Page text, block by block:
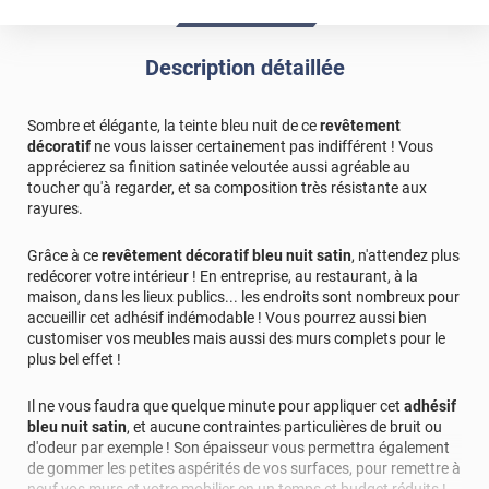
Description détaillée
Sombre et élégante, la teinte bleu nuit de cerevêtement
décoratif ne vous laisser certainement pas indifférent ! Vous
apprécierez sa finition satinée veloutée aussi agréable au
toucher qu'à regarder, et sa composition très résistante aux
rayures.
Grâce à cerevêtement décoratif bleu nuit satin, n'attendez plus
redécorer votre intérieur ! En entreprise, au restaurant, à la
maison, dans les lieux publics... les endroits sont nombreux pour
accueillir cet adhésif indémodable ! Vous pourrez aussi bien
customiser vos meubles mais aussi des murs complets pour le
plus bel effet !
Il ne vous faudra que quelque minute pour appliquer cet adhésif
bleu nuit satin, et aucune contraintes particulières de bruit ou
d'odeur par exemple ! Son épaisseur vous permettra également
de gommer les petites aspérités de vos surfaces, pour remettre à